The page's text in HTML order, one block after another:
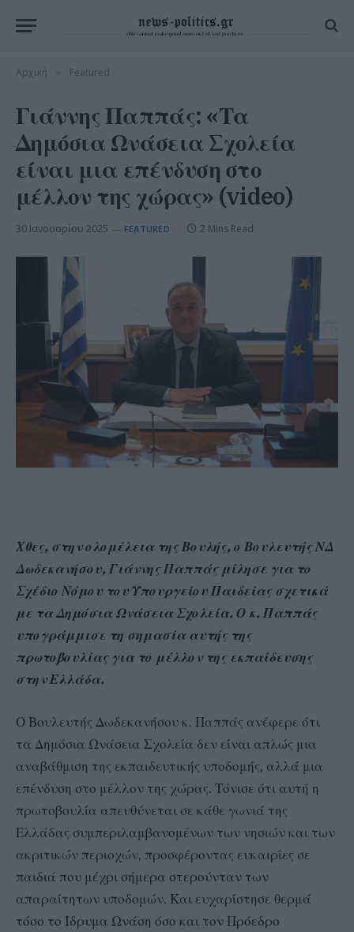
Αρχική Featured
Γιάννης Παππάς: «Τα
Δημόσια Ωνάσεια Σχολεία
είναι μια επένδυση στο
μέλλον της χώρας» (video)
30 Ιανουαρίου 2025 FEATURED 2 Mins Read
Χθες, στην ολομέλεια της Βουλής, ο Βουλευτής ΝΔ
Δωδεκανήσου, Γιάννης Παππάς μίλησε για το
Σχέδιο Νόμου του Υπουργείου Παιδείας σχετικά
με τα Δημόσια Ωνάσεια Σχολεία. Ο κ. Παππάς
υπογράμμισε τη σημασία αυτής της
πρωτοβουλίας για το μέλλον της εκπαίδευσης
στην Ελλάδα.
Ο Βουλευτής Δωδεκανήσου κ. Παππάς ανέφερε ότι
τα Δημόσια Ωνάσεια Σχολεία δεν είναι απλώς μια
αναβάθμιση της εκπαιδευτικής υποδομής, αλλά μια
επένδυση στο μέλλον της χώρας. Τόνισε ότι αυτή η
πρωτοβουλία απευθύνεται σε κάθε γωνιά της
Ελλάδας συμπεριλαμβανομένων των νησιών και των
ακριτικών περιοχών, προσφέροντας ευκαιρίες σε
παιδιά που μέχρι σήμερα στερούνταν των
απαραίτητων υποδομών. Και ευχαρίστησε θερμά
τόσο το Ίδρυμα Ωνάση όσο και τον Πρόεδρο